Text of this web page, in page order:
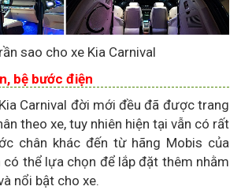
sao cho xe Kia Carnival
bệ bước điện
Carnival đời mới đều đã được trang
theo xe, tuy nhiên hiện tại vẫn có rất
chân khác đến từ hãng Mobis của
có thể lựa chọn để lắp đặt thêm nhằm
nổi bật cho xe.